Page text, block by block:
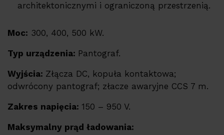
architektonicznymi i ograniczoną przestrzenią.
Moc: 300, 400, 500 kW.
Typ urządzenia: Pantograf.
Wyjścia: Złącza DC, kopuła kontaktowa;
odwrócony pantograf; złacze awaryjne CCS 7 m.
Zakres napięcia: 150 – 950 V.
Maksymalny prąd ładowania:
Wsparcie techniczne
Kariera
Partner Program
Dystrybutorzy